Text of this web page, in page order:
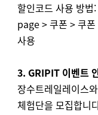
할인코드 사용 방법:
page > 쿠폰 > 쿠
사용
3. GRIPIT 이벤트
장수트레일레이스
체험단을 모집합니